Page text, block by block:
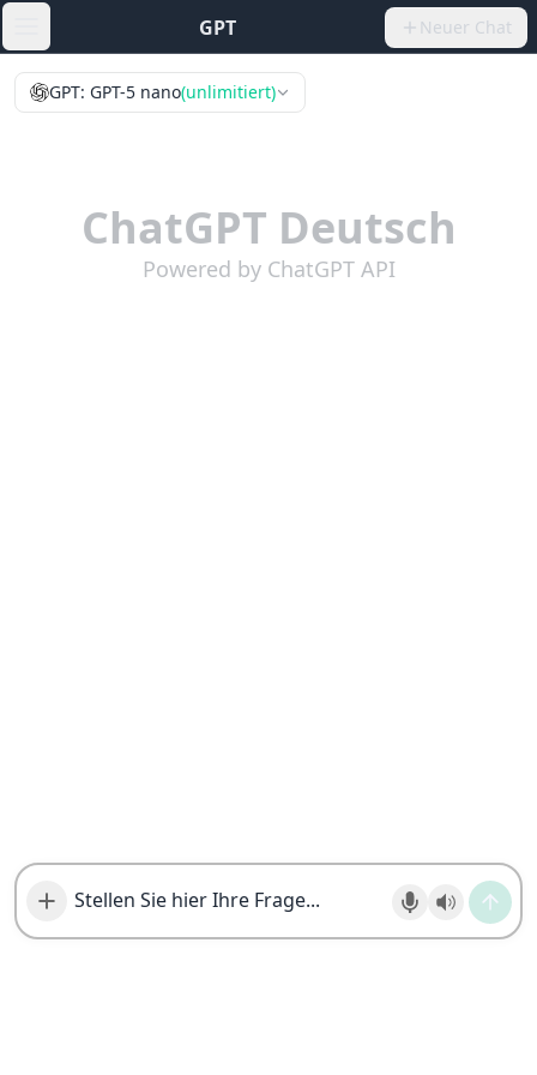
Open sidebar GPT Neuer Chat
GPT: GPT-5 nano(unlimitiert)
ChatGPT Deutsch
Powered by ChatGPT API